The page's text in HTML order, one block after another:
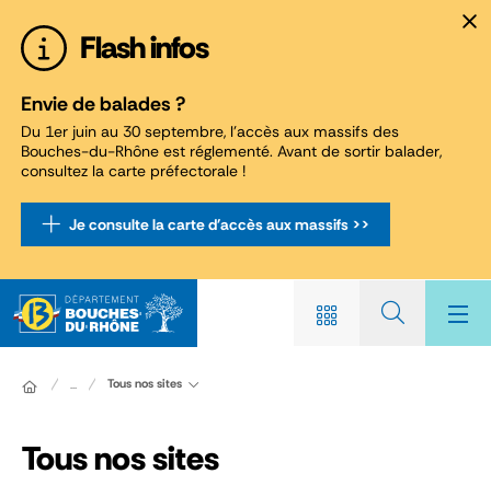
Flash infos
Envie de balades ?
Du 1er juin au 30 septembre, l'accès aux massifs des
Bouches-du-Rhône est réglementé. Avant de sortir balader,
consultez la carte préfectorale !
Je consulte la carte d'accès aux massifs >>
... Tous nos sites
Tous nos sites